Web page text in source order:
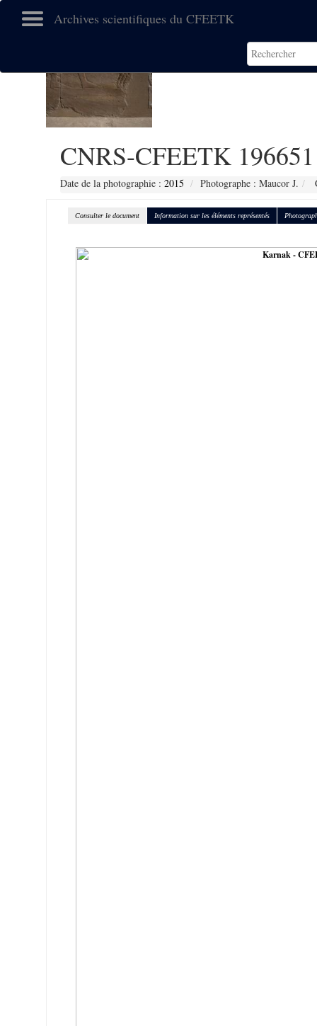
Archives scientifiques du CFEETK
CNRS-CFEETK 196651
Date de la photographie : 2015 Photographe : Maucor J.
Consulter le document Information sur les éléments représentés